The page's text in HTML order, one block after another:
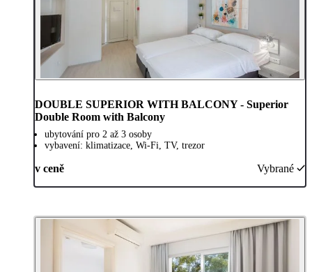
DOUBLE SUPERIOR WITH BALCONY - Superior
Double Room with Balcony
ubytování pro 2 až 3 osoby
vybavení: klimatizace, Wi-Fi, TV, trezor
v ceně Vybrané